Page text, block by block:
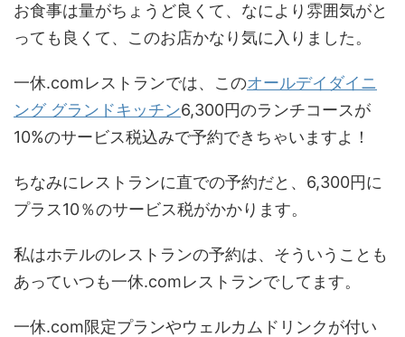
お食事は量がちょうど良くて、なにより雰囲気がと
っても良くて、このお店かなり気に入りました。
一休.comレストランでは、このオールデイダイニ
ング グランドキッチン6,300円のランチコースが
10%のサービス税込みで予約できちゃいますよ！
ちなみにレストランに直での予約だと、6,300円に
プラス10％のサービス税がかかります。
私はホテルのレストランの予約は、そういうことも
あっていつも一休.comレストランでしてます。
一休.com限定プランやウェルカムドリンクが付い